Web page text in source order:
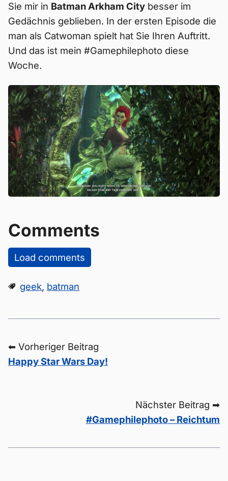
Sie mir in Batman Arkham City besser im
Gedächnis geblieben. In der ersten Episode die
man als Catwoman spielt hat Sie Ihren Auftritt.
Und das ist mein #Gamephilephoto diese
Woche.
Comments
Load comments
geek, batman
⬅ Vorheriger Beitrag
Happy Star Wars Day!
Nächster Beitrag ➡
#Gamephilephoto – Reichtum